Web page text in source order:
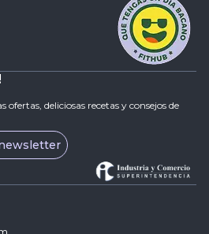
deliciosas recetas y consejos de